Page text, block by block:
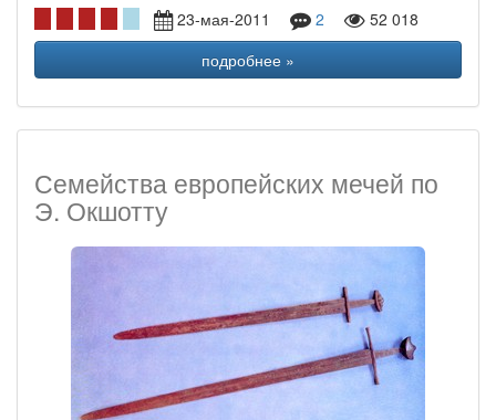
23-мая-2011
2
52 018
подробнее »
Семейства европейских мечей по
Э. Окшотту